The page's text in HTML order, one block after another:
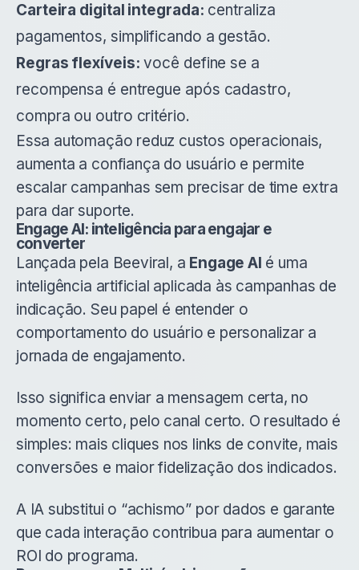
Carteira digital integrada: centraliza
pagamentos, simplificando a gestão.
Regras flexíveis: você define se a
recompensa é entregue após cadastro,
compra ou outro critério.
Essa automação reduz custos operacionais,
aumenta a confiança do usuário e permite
escalar campanhas sem precisar de time extra
para dar suporte.
Engage AI: inteligência para engajar e
converter
Lançada pela Beeviral, a Engage AI é uma
inteligência artificial aplicada às campanhas de
indicação. Seu papel é entender o
comportamento do usuário e personalizar a
jornada de engajamento.
Isso significa enviar a mensagem certa, no
momento certo, pelo canal certo. O resultado é
simples: mais cliques nos links de convite, mais
conversões e maior fidelização dos indicados.
A IA substitui o “achismo” por dados e garante
que cada interação contribua para aumentar o
ROI do programa.